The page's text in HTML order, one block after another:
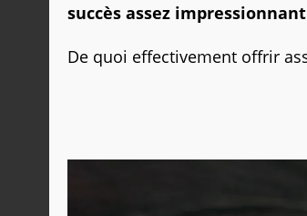
succès assez
De quoi effectivement offrir